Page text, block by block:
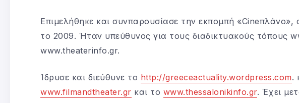
Επιμελήθηκε και συνπαρουσίασε την εκπομπή
το 2009. Ήταν υπεύθυνος για τους διαδικτυακούς τόπους
www.theaterinfo.gr.
Ίδρυσε και διεύθυνε το http://greeceactuality.wordpress.com.
www.filmandtheater.gr και το www.thessalonikinfo.gr. Έχει